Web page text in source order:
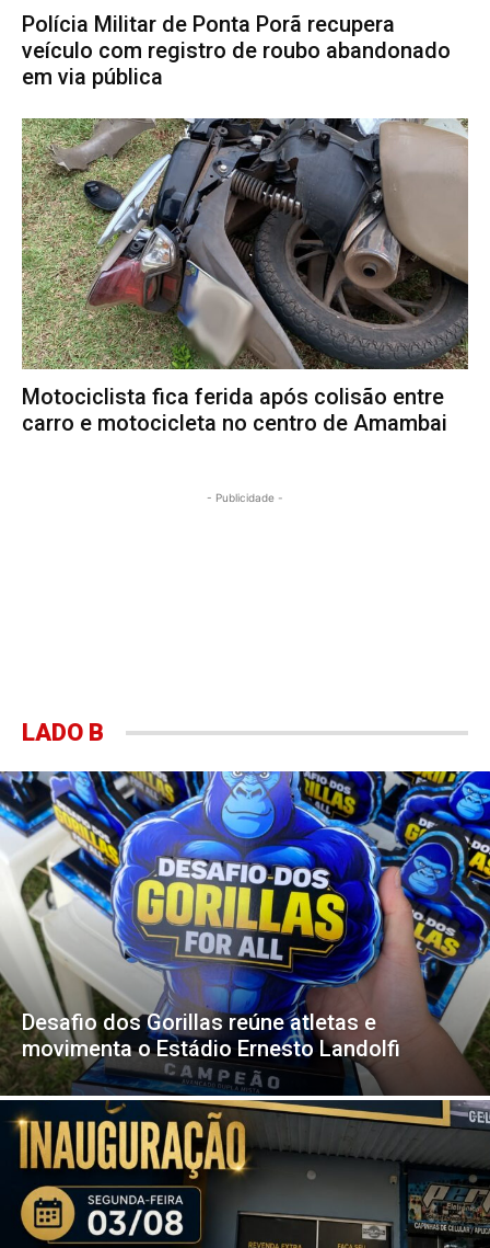
Polícia Militar de Ponta Porã recupera
veículo com registro de roubo abandonado
em via pública
Motociclista fica ferida após colisão entre
carro e motocicleta no centro de Amambai
- Publicidade -
LADO B
Desafio dos Gorillas reúne atletas e
movimenta o Estádio Ernesto Landolfi